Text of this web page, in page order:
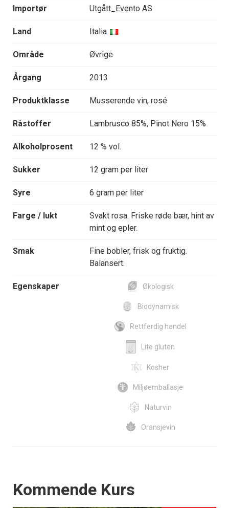
Importør Utgått_Evento AS
Land Italia
Område Øvrige
Årgang 2013
Produktklasse Musserende vin, rosé
Råstoffer Lambrusco 85%, Pinot Nero 15%
Alkoholprosent 12 % vol.
Sukker 12 gram per liter
Syre 6 gram per liter
Farge / lukt
Svakt rosa. Friske røde bær, hint av
mint og epler.
Smak
Fine bobler, frisk og fruktig.
Balansert.
Egenskaper Økologisk
Biodynamisk
Rettferdig handel
Lite gluten
Kosher
Miljøemballasje
Naturvin
Oransjevin
Events
Kommende Kurs